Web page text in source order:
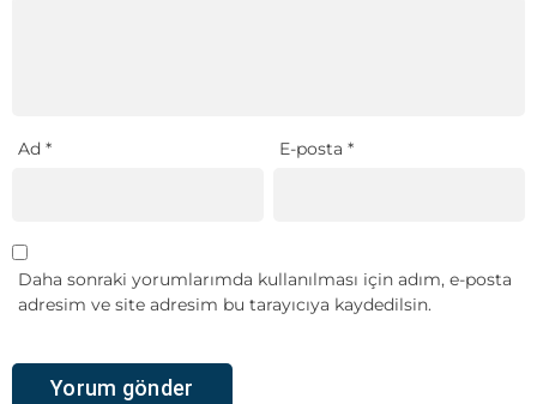
Ad * E-posta*
Daha sonraki yorumlarımda kullanılması için adım, e-posta
adresim ve site adresim bu tarayıcıya kaydedilsin.